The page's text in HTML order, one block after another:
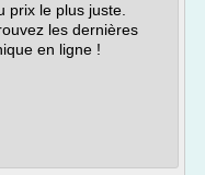
prix le plus juste.
les dernières
en ligne !